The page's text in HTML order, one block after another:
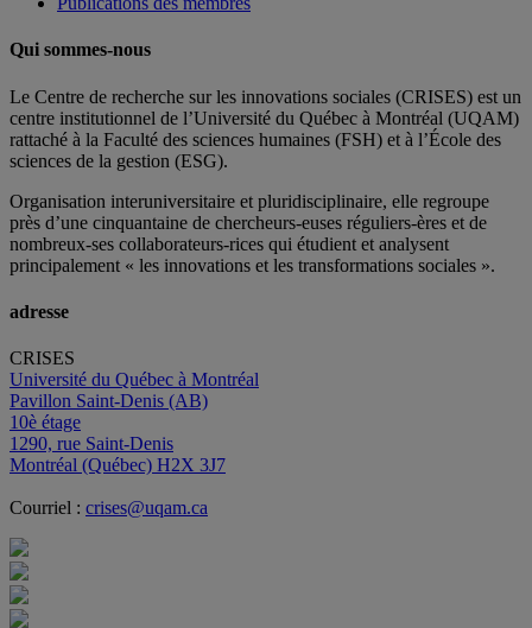
Qui sommes-nous
Le Centre de recherche sur les innovations sociales (CRISES) est un
centre institutionnel de l’Université du Québec à Montréal (UQAM)
rattaché à la Faculté des sciences humaines (FSH) et à l’École des
sciences de la gestion (ESG).
Organisation interuniversitaire et pluridisciplinaire, elle regroupe
près d’une cinquantaine de chercheurs-euses réguliers-ères et de
nombreux-ses collaborateurs-rices qui étudient et analysent
principalement « les innovations et les transformations sociales ».
adresse
CRISES
Université du Québec à Montréal
Pavillon Saint-Denis (AB)
10è étage
1290, rue Saint-Denis
Montréal (Québec) H2X 3J7
Courriel : crises@uqam.ca